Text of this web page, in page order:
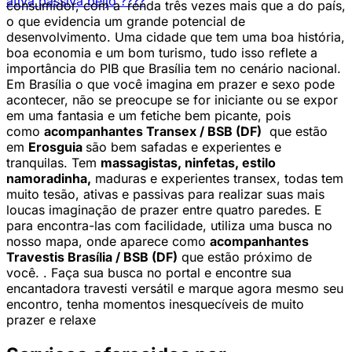
consumidor, com a renda três vezes mais que a do país,
o que evidencia um grande potencial de
desenvolvimento. Uma cidade que tem uma boa história,
boa economia e um bom turismo, tudo isso reflete a
importância do PIB que Brasília tem no cenário nacional.
Em Brasília o que você imagina em prazer e sexo pode
acontecer, não se preocupe se for iniciante ou se expor
em uma fantasia e um fetiche bem picante, pois
como acompanhantes Transex / BSB (DF) que estão
em Erosguia são bem safadas e experientes e
tranquilas. Tem massagistas, ninfetas, estilo
namoradinha, maduras e experientes transex, todas tem
muito tesão, ativas e passivas para realizar suas mais
loucas imaginação de prazer entre quatro paredes. E
para encontra-las com facilidade, utiliza uma busca no
nosso mapa, onde aparece como acompanhantes
Travestis Brasília / BSB (DF) que estão próximo de
você. . Faça sua busca no portal e encontre sua
encantadora travesti versátil e marque agora mesmo seu
encontro, tenha momentos inesquecíveis de muito
prazer e relaxe